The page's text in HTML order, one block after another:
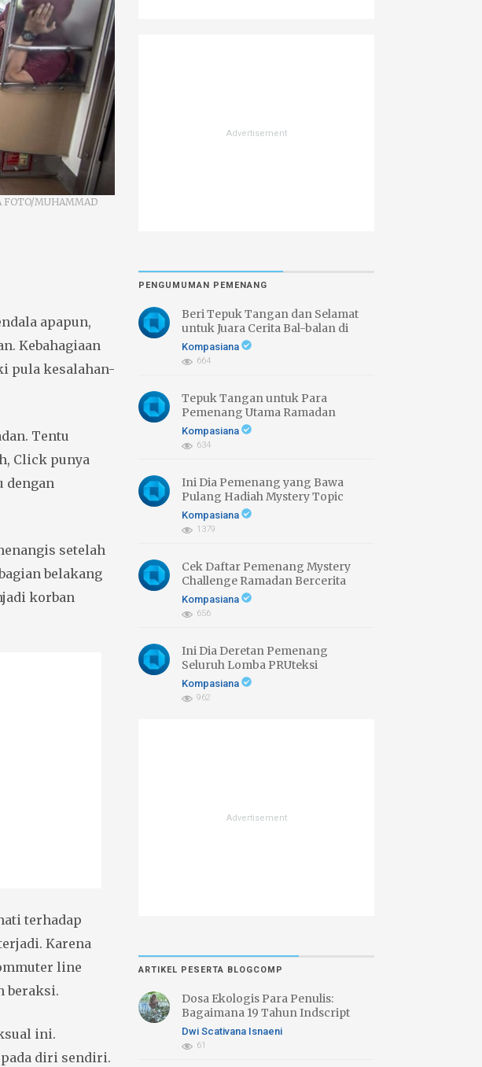
FOTO/MUHAMMAD
apapun,
Kebahagiaan
pula kesalahan-
Tentu
Click punya
dengan
setelah
belakang
korban
terhadap
Karena
line
beraksi.
ini.
diri sendiri.
PENGUMUMAN PEMENANG
Beri Tepuk Tangan dan Selamat
untuk Juara Cerita Bal-balan di
Daerahmu
Kompasiana
664
Tepuk Tangan untuk Para
Pemenang Utama Ramadan
Bercerita 2026
Kompasiana
634
Ini Dia Pemenang yang Bawa
Pulang Hadiah Mystery Topic
Ramadan Bercerita 2026
Kompasiana
1379
Cek Daftar Pemenang Mystery
Challenge Ramadan Bercerita
2026 di Sini
Kompasiana
656
Ini Dia Deretan Pemenang
Seluruh Lomba PRUteksi
Finansial, Bahagia Kemudian!
Kompasiana
962
ARTIKEL PESERTA BLOGCOMP
Dosa Ekologis Para Penulis:
Bagaimana 19 Tahun Indscript
Creative Menebusnya Lewat
Literasi Hijau
Dwi Scativana Isnaeni
61